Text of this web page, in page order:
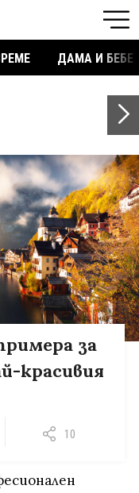
ДАМА И БЕБЕ
за
красивия
10